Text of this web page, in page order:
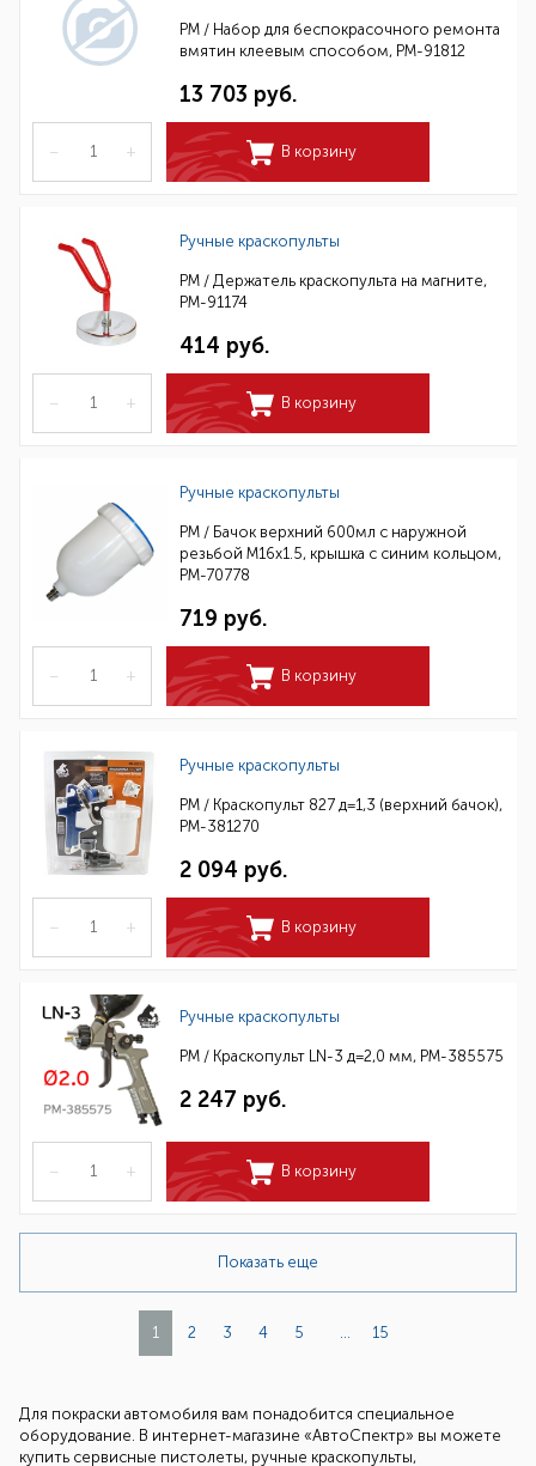
РМ / Набор для беспокрасочного ремонта
вмятин клеевым способом, РМ-91812
13 703 руб.
– + В корзину
Ручные краскопульты
РМ / Держатель краскопульта на магните,
РМ-91174
414 руб.
– + В корзину
Ручные краскопульты
РМ / Бачок верхний 600мл с наружной
резьбой М16х1.5, крышка с синим кольцом,
РМ-70778
719 руб.
– + В корзину
Ручные краскопульты
РМ / Краскопульт 827 д=1,3 (верхний бачок),
РМ-381270
2 094 руб.
– + В корзину
Ручные краскопульты
РМ / Краскопульт LN-3 д=2,0 мм, РМ-385575
2 247 руб.
– + В корзину
Показать еще
1 2 3 4 5 ... 15
Для покраски автомобиля вам понадобится специальное
оборудование. В интернет-магазине «АвтоСпектр» вы можете
купить сервисные пистолеты, ручные краскопульты,